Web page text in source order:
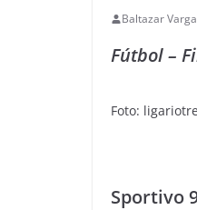
Baltazar
Fútbol –
Foto:
Sportivo